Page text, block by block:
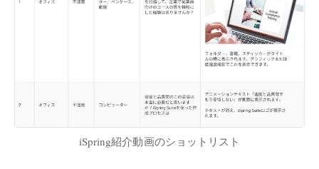
iSpring紹介動画のショットリスト